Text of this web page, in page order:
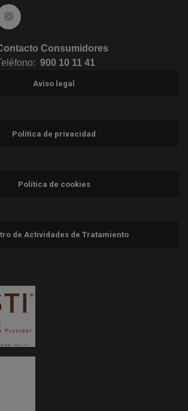
Ir a Instagram (abre en ventana nueva)
Consumidores
900 10 11 41
Aviso legal
Política de privacidad
Política de cookies
de Actividades de Tratamiento